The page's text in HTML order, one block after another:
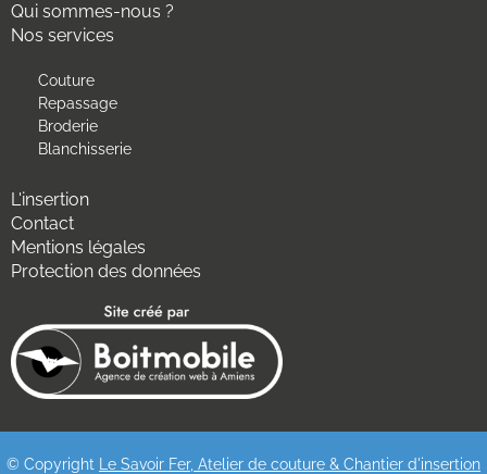
Qui sommes-nous ?
Nos services
Couture
Repassage
Broderie
Blanchisserie
L'insertion
Contact
Mentions légales
Protection des données
© Copyright Le Savoir Fer, Atelier de couture & Chantier d'insertion